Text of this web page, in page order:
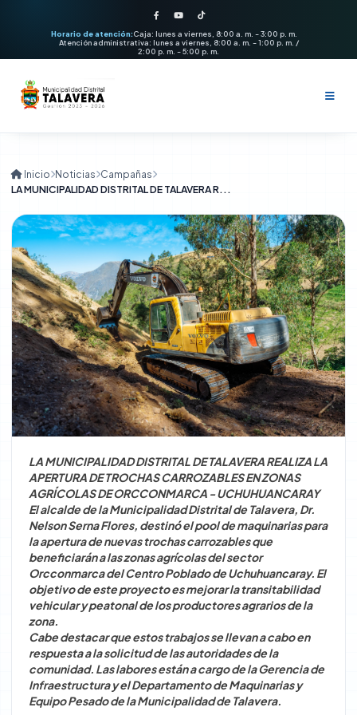
Horario de atención:Caja: lunes a viernes, 8:00 a. m. - 3:00 p. m.
Atención administrativa: lunes a viernes, 8:00 a. m. - 1:00 p. m. /
2:00 p. m. - 5:00 p. m.
La municipalidad
Alcalde
Regidores y Funcionarios
Misión y Visión
Documentos de Gestión
Gestión institucional
Rendición de cuentas
Resoluciones
Municipalidad
Órganos de gobierno
Alcaldía
Consejo Municipal
Órgano de Control Institucional
Procuraduría Pública Municipal
Comité de Coordinación Local Distrital
Junta de Delegados Vecinales
Gerencias municipales
Gerencia Municipal
Administración Tributaria
Ejecución Coactiva y Fiscalización
Rentas
Servicios
Servicios municipales
Seguridad Ciudadana
Unidad de Registro Civil
Tributos Municipales
Atención ciudadana
Gestión de Riesgos
Maquinaria y Equipos
Centro Integral del Adulto Mayor
Consultas
Consultas en línea
Licencia de Funcionamiento
Trámites y solicitudes
Desarrollo Urbano Rural
Cotizaciones
Nuestras Obras
Noticias
Convocatorias
Inicio Noticias Campañas
LA MUNICIPALIDAD DISTRITAL DE TALAVERA R...
CAMPAÑAS 15 July 2024 Muni Talavera
LA MUNICIPALIDAD DISTRITAL
DE TALAVERA REALIZA LA
APERTURA DE TROCHAS
CARROZABLES EN ZONAS
AGRÍCOLAS DE
ORCCONMARCA -
UCHUHUANCARAY
LA MUNICIPALIDAD DISTRITAL DE TALAVERA REALIZA LA
APERTURA DE TROCHAS CARROZABLES EN ZONAS
AGRÍCOLAS DE ORCCONMARCA - UCHUHUANCARAY
El alcalde de la Municipalidad Distrital de Talavera, Dr.
Nelson Serna Flores, destinó el pool de maquinarias para
la apertura de nuevas trochas carrozables que
beneficiarán a las zonas agrícolas del sector
Orcconmarca del Centro Poblado de Uchuhuancaray. El
objetivo de este proyecto es mejorar la transitabilidad
vehicular y peatonal de los productores agrarios de la
zona.
Cabe destacar que estos trabajos se llevan a cabo en
respuesta a la solicitud de las autoridades de la
comunidad. Las labores están a cargo de la Gerencia de
Infraestructura y el Departamento de Maquinarias y
Equipo Pesado de la Municipalidad de Talavera.